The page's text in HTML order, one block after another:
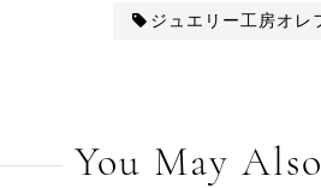
ジュエリー工房オレ
You May